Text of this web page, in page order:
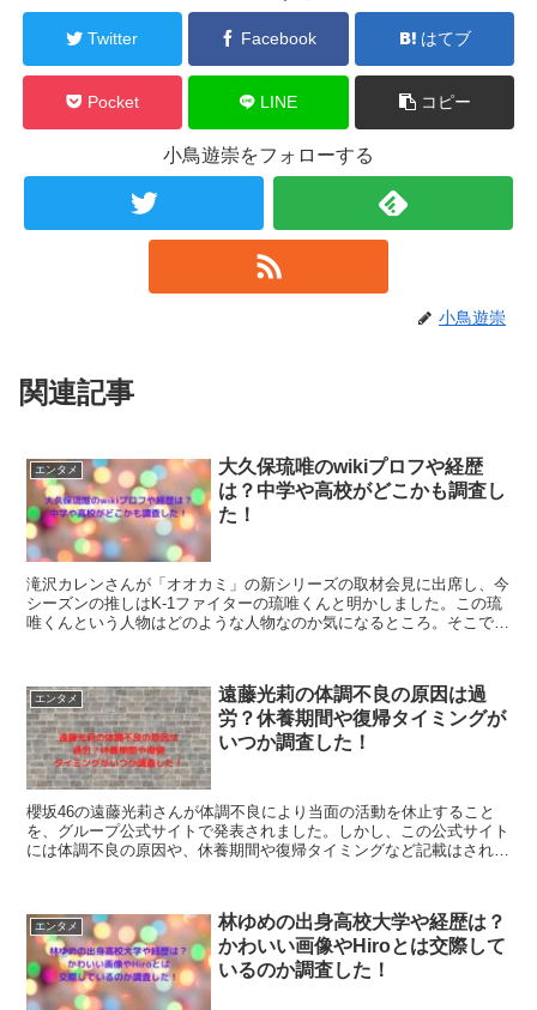
Twitter Facebook はてブ
Pocket LINE コピー
小鳥遊崇をフォローする
小鳥遊崇
関連記事
エンタメ
大久保琉唯のwikiプロフや経歴
は？中学や高校がどこかも調査し
た！
滝沢カレンさんが「オオカミ」の新シリーズの取材会見に出席し、今
シーズンの推しはK-1ファイターの琉唯くんと明かしました。この琉
唯くんという人物はどのような人物なのか気になるところ。そこで、
エンタメ
遠藤光莉の体調不良の原因は過
労？休養期間や復帰タイミングが
いつか調査した！
櫻坂46の遠藤光莉さんが体調不良により当面の活動を休止すること
を、グループ公式サイトで発表されました。しかし、この公式サイト
には体調不良の原因や、休養期間や復帰タイミングなど記載はされて
エンタメ
林ゆめの出身高校大学や経歴は？
かわいい画像やHiroとは交際して
いるのか調査した！